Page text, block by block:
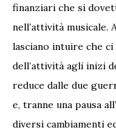
finanziari che si
nell’attività musicale.
lasciano intuire che
dell’attività agli inizi
reduce dalle due
e, tranne una pausa
diversi cambiamenti